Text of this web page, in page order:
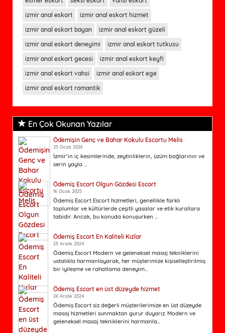
izmir anal eskort
izmir anal eskort hizmet
izmir anal eskort bayan
izmir anal eskort güzeli
izmir anal eskort deneyimi
izmir anal eskort tutkusu
izmir anal eskort gecesi
izmir anal eskort keyfi
izmir anal eskort vahsi
izmir anal eskort ege
izmir anal eskort romantik
En Çok Okunan Yazılar
Ödemişin Genç ve Bahar Kokulu Escortu Melis
25 Ocak 2026
İzmir’in iç kesimlerinde, zeytinliklerin, üzüm bağlarının ve
serin yayla ...
Ödemiş Escort Olgun Gözdesi Escort
16 Ocak 2025
Ödemiş Escort Escort hizmetleri, genellikle farklı
toplumlar ve kültürlerde çeşitli yasalar ve etik kurallara
tabidir. Ancak, bu konuda konuşurken ...
Ödemiş Escort En Kaliteli Kızlar
23 Aralık 2024
Ödemiş Escort Modern ve geleneksel masaj tekniklerini
ustalıkla harmanlayarak, her müşterimize kişiselleştirilmiş
bir iyileşme ve rahatlama deneyim...
Ödemiş Escort en üst düzeyde hizmet
26 Aralık 2024
Ödemiş Escort siz değerli müşterilerimize en üst düzeyde
masaj hizmetleri sunmaktan gurur duyarız. Modern ve
geleneksel masaj tekniklerini harmanla...